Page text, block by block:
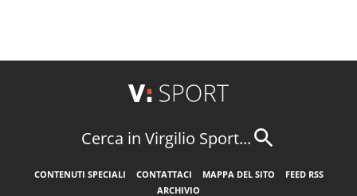
Cerca in Virgilio Sport...
CONTENUTI SPECIALI CONTATTACI MAPPA DEL SITO
FEED RSS
ARCHIVIO